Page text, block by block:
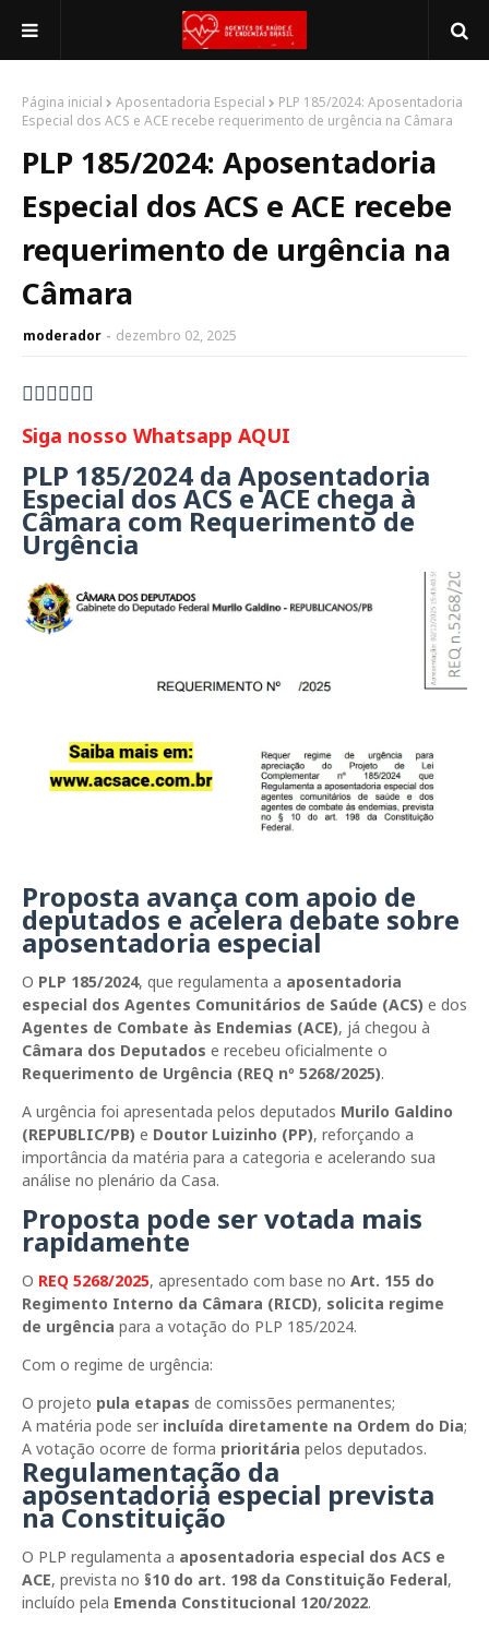
Página inicial Aposentadoria Especial
PLP 185/2024: Aposentadoria
Especial dos ACS e ACE recebe requerimento de urgência na Câmara
PLP 185/2024: Aposentadoria
Especial dos ACS e ACE recebe
requerimento de urgência na
Câmara
moderador dezembro 02, 2025
👇🏻👇🏻👇🏻
Siga nosso Whatsapp AQUI
PLP 185/2024 da Aposentadoria
Especial dos ACS e ACE chega à
Câmara com Requerimento de
Urgência
Proposta avança com apoio de
deputados e acelera debate sobre
aposentadoria especial
O PLP 185/2024, que regulamenta a aposentadoria
especial dos Agentes Comunitários de Saúde (ACS) e dos
Agentes de Combate às Endemias (ACE), já chegou à
Câmara dos Deputados e recebeu oficialmente o
Requerimento de Urgência (REQ nº 5268/2025).
A urgência foi apresentada pelos deputados Murilo Galdino
(REPUBLIC/PB) e Doutor Luizinho (PP), reforçando a
importância da matéria para a categoria e acelerando sua
análise no plenário da Casa.
Proposta pode ser votada mais
rapidamente
O REQ 5268/2025, apresentado com base no Art. 155 do
Regimento Interno da Câmara (RICD), solicita regime
de urgência para a votação do PLP 185/2024.
Com o regime de urgência:
O projeto pula etapas de comissões permanentes;
A matéria pode ser incluída diretamente na Ordem do Dia;
A votação ocorre de forma prioritária pelos deputados.
Regulamentação da
aposentadoria especial prevista
na Constituição
O PLP regulamenta a aposentadoria especial dos ACS e
ACE, prevista no §10 do art. 198 da Constituição Federal,
incluído pela Emenda Constitucional 120/2022.